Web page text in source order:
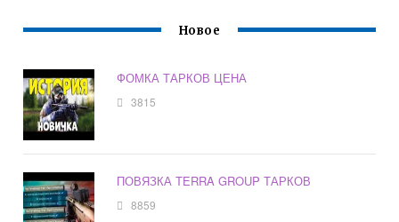
Новое
ФОМКА ТАРКОВ ЦЕНА
3815
ПОВЯЗКА TERRA GROUP ТАРКОВ
8859